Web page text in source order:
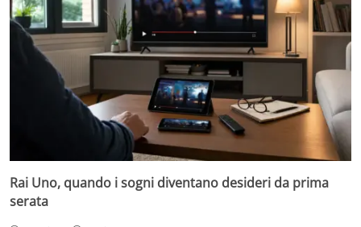
Rai Uno, quando i sogni diventano desideri da prima
serata